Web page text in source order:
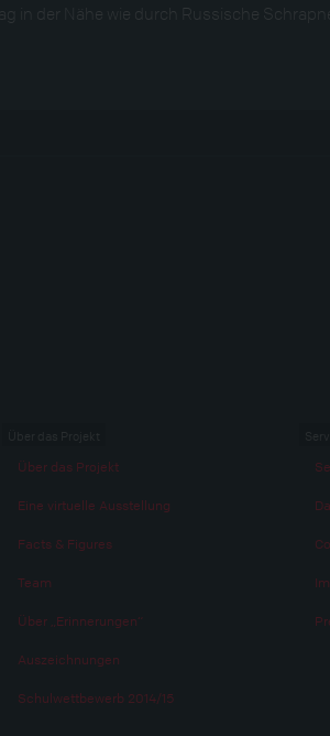
in der Nähe wie durch Russische
Über das Projekt
Eine virtuelle Ausstellung
Facts & Figures
Team
Über „Erinnerungen“
Auszeichnungen
Schulwettbewerb 2014/15